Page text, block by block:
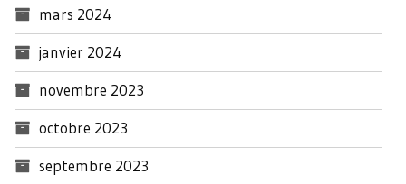
mars 2024
janvier 2024
novembre 2023
octobre 2023
septembre 2023